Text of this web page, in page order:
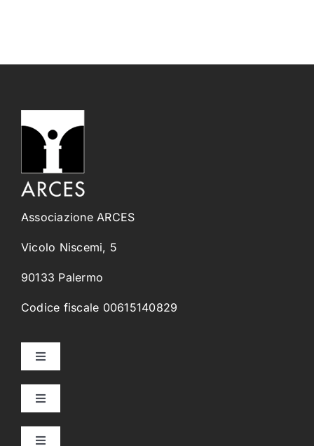
Associazione ARCES
Vicolo Niscemi, 5
90133 Palermo
Codice fiscale 00615140829
Toggle
Home
Chi Siamo
Toggle
Collegi Universitari